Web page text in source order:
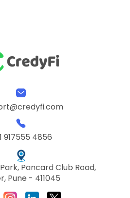
917555 4856
Pancard Club Road,
Pune - 411045